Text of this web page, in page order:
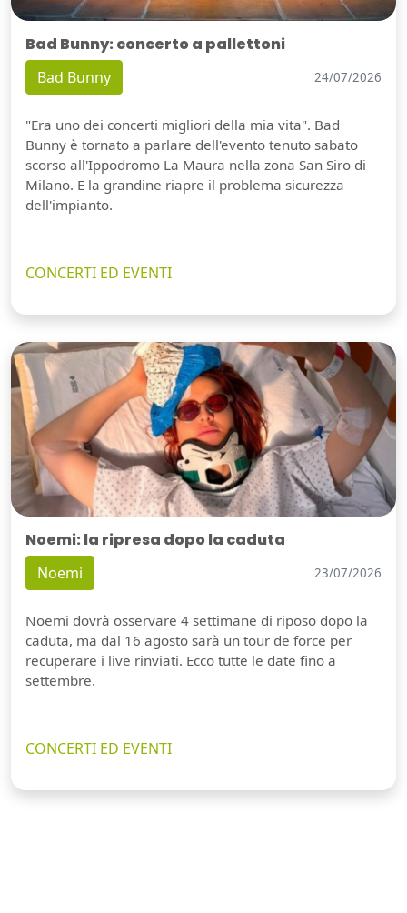
Bad Bunny: concerto a pallettoni
Bad Bunny 24/07/2026
"Era uno dei concerti migliori della mia vita". Bad
Bunny è tornato a parlare dell'evento tenuto sabato
scorso all'Ippodromo La Maura nella zona San Siro di
Milano. E la grandine riapre il problema sicurezza
dell'impianto.
CONCERTI ED EVENTI
Noemi: la ripresa dopo la caduta
Noemi 23/07/2026
Noemi dovrà osservare 4 settimane di riposo dopo la
caduta, ma dal 16 agosto sarà un tour de force per
recuperare i live rinviati. Ecco tutte le date fino a
settembre.
CONCERTI ED EVENTI